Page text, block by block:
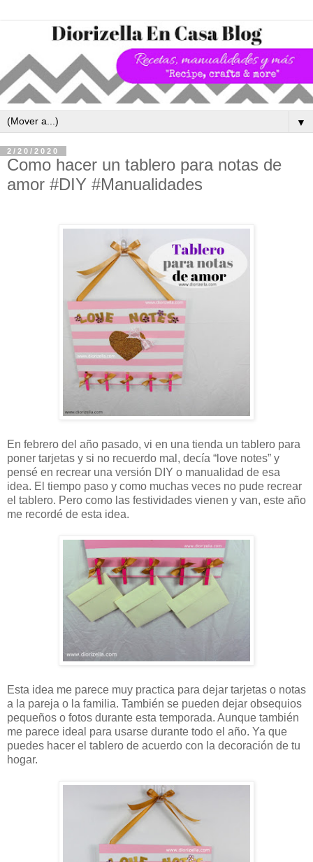
▼
2/20/2020
Como hacer un tablero para notas de
amor #DIY #Manualidades
En febrero del año pasado, vi en una tienda un tablero para
poner tarjetas y si no recuerdo mal, decía “love notes” y
pensé en recrear una versión DIY o manualidad de esa
idea. El tiempo paso y como muchas veces no pude recrear
el tablero. Pero como las festividades vienen y van, este año
me recordé de esta idea.
Esta idea me parece muy practica para dejar tarjetas o notas
a la pareja o la familia. También se pueden dejar obsequios
pequeños o fotos durante esta temporada. Aunque también
me parece ideal para usarse durante todo el año. Ya que
puedes hacer el tablero de acuerdo con la decoración de tu
hogar.